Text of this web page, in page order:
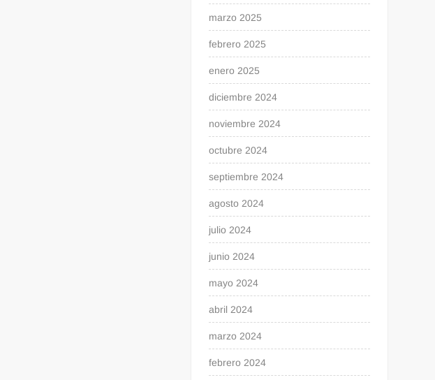
marzo 2025
febrero 2025
enero 2025
diciembre 2024
noviembre 2024
octubre 2024
septiembre 2024
agosto 2024
julio 2024
junio 2024
mayo 2024
abril 2024
marzo 2024
febrero 2024